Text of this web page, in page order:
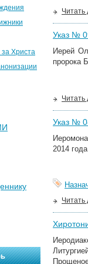
Указ №
Иерей
пророка
Указ №
2014
Христа